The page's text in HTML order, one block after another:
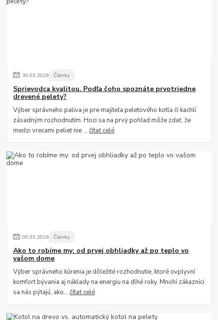
30.03.2026 Články
Sprievodca kvalitou. Podľa čoho spoznáte prvotriedne
drevené pelety?
Výber správneho paliva je pre majiteľa peletového kotla či kachlí
zásadným rozhodnutím. Hoci sa na prvý pohľad môže zdať, že
medzi vrecami peliet nie ...čítať celé
09.03.2026 Články
Ako to robíme my: od prvej obhliadky až po teplo vo
vašom dome
Výber správneho kúrenia je dôležité rozhodnutie, ktoré ovplyvní
komfort bývania aj náklady na energiu na dlhé roky. Mnohí zákazníci
sa nás pýtajú, ako...čítať celé